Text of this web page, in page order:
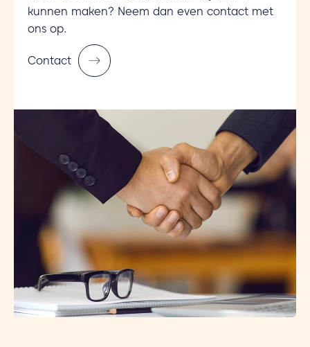
kunnen maken? Neem dan even contact met
ons op.
Contact